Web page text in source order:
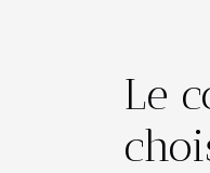
Le